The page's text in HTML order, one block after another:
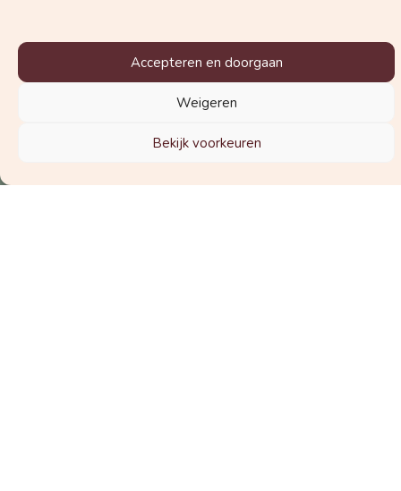
Accepteren en doorgaan
Weigeren
Bekijk voorkeuren